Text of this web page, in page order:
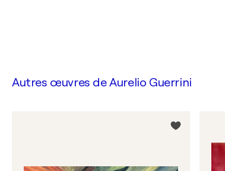
Autres œuvres deAurelio Guerrini